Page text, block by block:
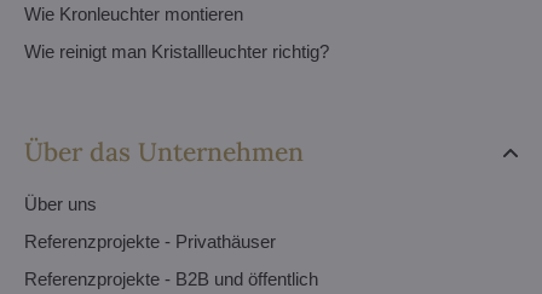
Wie Kronleuchter montieren
Wie reinigt man Kristallleuchter richtig?
Über das Unternehmen
Über uns
Referenzprojekte - Privathäuser
Referenzprojekte - B2B und öffentlich